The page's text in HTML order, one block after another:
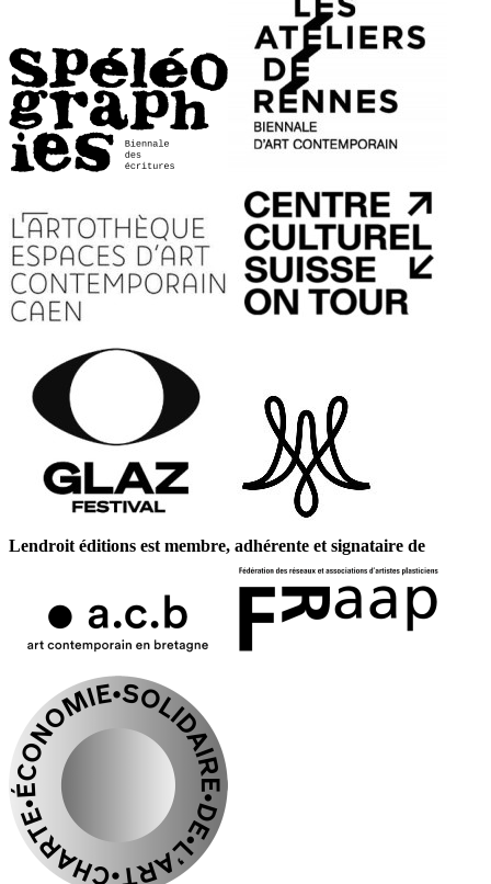
Lendroit éditions est membre, adhérente et signataire de